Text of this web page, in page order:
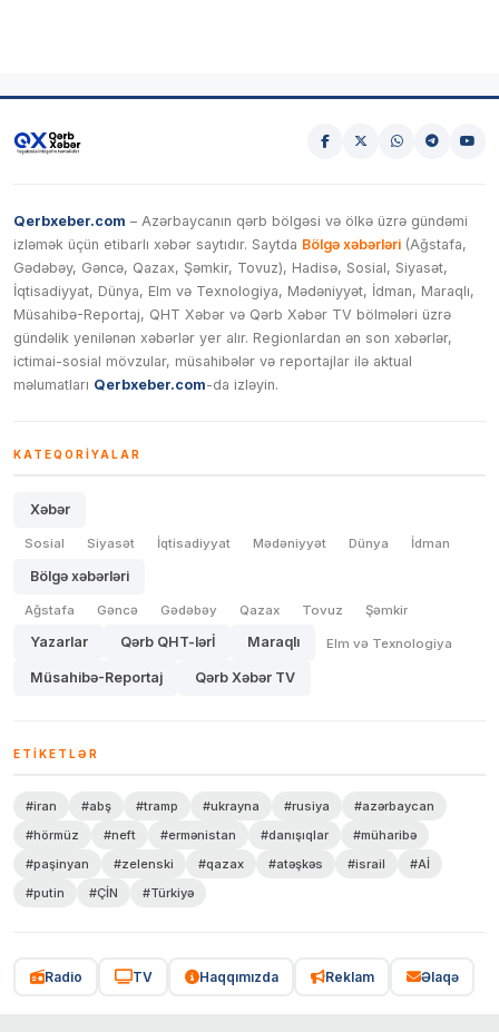
Qerbxeber.com – Azərbaycanın qərb bölgəsi və ölkə üzrə gündəmi
izləmək üçün etibarlı xəbər saytıdır. Saytda Bölgə xəbərləri (Ağstafa,
Gədəbəy, Gəncə, Qazax, Şəmkir, Tovuz), Hadisə, Sosial, Siyasət,
İqtisadiyyat, Dünya, Elm və Texnologiya, Mədəniyyət, İdman, Maraqlı,
Müsahibə-Reportaj, QHT Xəbər və Qərb Xəbər TV bölmələri üzrə
gündəlik yenilənən xəbərlər yer alır. Regionlardan ən son xəbərlər,
ictimai-sosial mövzular, müsahibələr və reportajlar ilə aktual
məlumatları Qerbxeber.com-da izləyin.
KATEQORIYALAR
Xəbər
Sosial Siyasət İqtisadiyyat Mədəniyyət Dünya İdman
Bölgə xəbərləri
Ağstafa Gəncə Gədəbəy Qazax Tovuz Şəmkir
Yazarlar Qərb QHT-lərİ Maraqlı Elm və Texnologiya
Müsahibə-Reportaj Qərb Xəbər TV
ETIKETLƏR
#iran #abş #tramp #ukrayna #rusiya
#azərbaycan
#hörmüz
#neft #ermənistan #danışıqlar
#müharibə
#paşinyan
#zelenski #qazax #atəşkəs #israil
#Aİ
#putin
#ÇİN #Türkiyə
Radio TV Haqqımızda Reklam Əlaqə